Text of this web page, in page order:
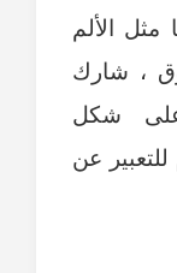
مثل الألم
، شارك
شكل
عن